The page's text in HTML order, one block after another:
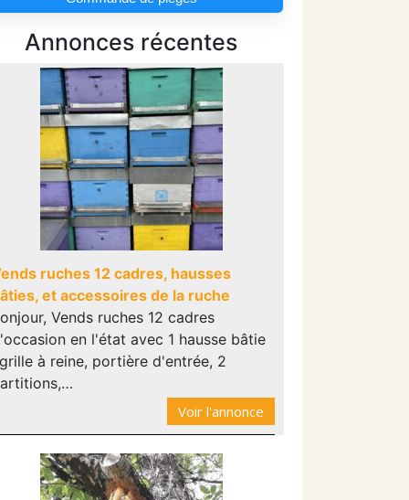
Annonces récentes
ruches 12 cadres, hausses
et accessoires de la ruche
Vends ruches 12 cadres
en l'état avec 1 hausse bâtie
à reine, portière d'entrée, 2
Voir l'annonce